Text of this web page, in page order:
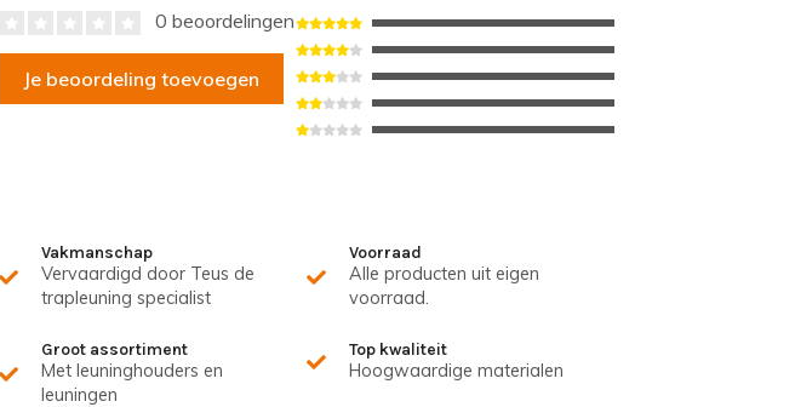
0 beoordelingen
Je beoordeling toevoegen
Vakmanschap
Vervaardigd door Teus de
trapleuning specialist
Voorraad
Alle producten uit eigen
voorraad.
Groot assortiment
Met leuninghouders en
leuningen
Top kwaliteit
Hoogwaardige materialen